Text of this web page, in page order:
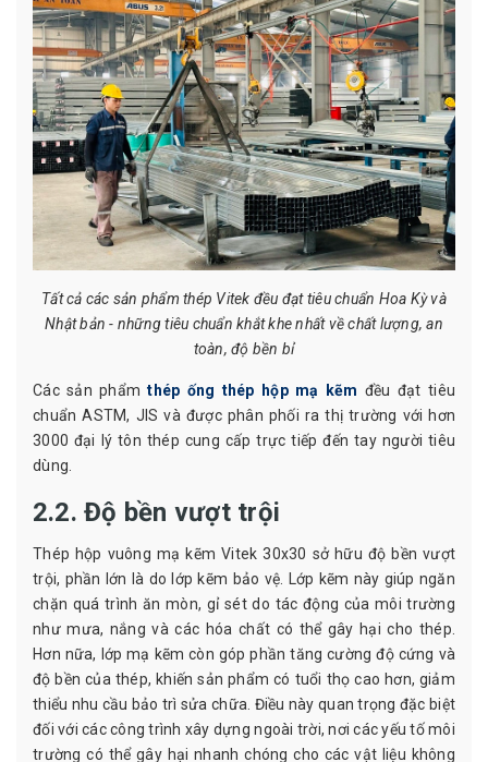
Tất cả các sản phẩm thép Vitek đều đạt tiêu chuẩn Hoa Kỳ và
Nhật bản - những tiêu chuẩn khắt khe nhất về chất lượng, an
toàn, độ bền bỉ
Các sản phẩmthép ống thép hộp mạ kẽm đều đạt tiêu
chuẩn ASTM, JIS và được phân phối ra thị trường với hơn
3000 đại lý tôn thép cung cấp trực tiếp đến tay người tiêu
dùng.
2.2. Độ bền vượt trội
Thép hộp vuông mạ kẽm Vitek 30x30 sở hữu độ bền vượt
trội, phần lớn là do lớp kẽm bảo vệ. Lớp kẽm này giúp ngăn
chặn quá trình ăn mòn, gỉ sét do tác động của môi trường
như mưa, nắng và các hóa chất có thể gây hại cho thép.
Hơn nữa, lớp mạ kẽm còn góp phần tăng cường độ cứng và
độ bền của thép, khiến sản phẩm có tuổi thọ cao hơn, giảm
thiểu nhu cầu bảo trì sửa chữa. Điều này quan trọng đặc biệt
đối với các công trình xây dựng ngoài trời, nơi các yếu tố môi
trường có thể gây hại nhanh chóng cho các vật liệu không